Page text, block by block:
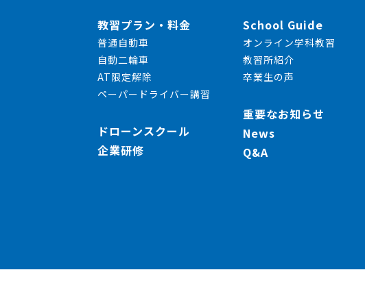
教習プラン・料金
普通自動車
自動二輪車
AT限定解除
ペーパードライバー講習
ドローンスクール
企業研修
School Guide
オンライン学科教習
教習所紹介
卒業生の声
重要なお知らせ
News
Q&A